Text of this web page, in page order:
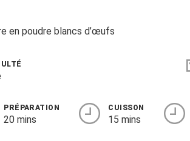
en poudre blancs d’œufs
PRÉPARATION
20 mins
CUISSON
15 mins